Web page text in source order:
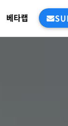
베타랩